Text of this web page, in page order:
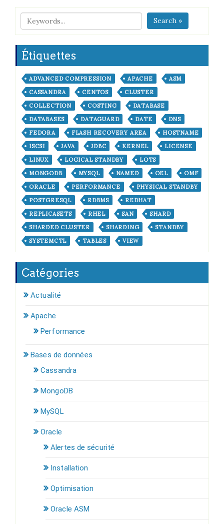
Search »
Étiquettes
ADVANCED COMPRESSION APACHE
ASM
CASSANDRA
CENTOS
CLUSTER
COLLECTION
COSTING
DATABASE
DATABASES
DATAGUARD DATE
DNS
FEDORA
FLASH RECOVERY AREA
HOSTNAME
ISCSI
JAVA JDBC KERNEL
LICENSE
LINUX
LOGICAL STANDBY
LOTS
MONGODB
MYSQL NAMED OEL
OMF
ORACLE
PERFORMANCE
PHYSICAL STANDBY
POSTGRESQL
RDBMS
REDHAT
REPLICASETS
RHEL SAN
SHARD
SHARDED CLUSTER
SHARDING
STANDBY
SYSTEMCTL
TABLES VIEW
Catégories
Actualité
Apache
Performance
Bases de données
Cassandra
MongoDB
MySQL
Oracle
Alertes de sécurité
Installation
Optimisation
Oracle ASM